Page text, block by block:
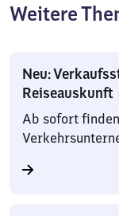
Weitere
Neu:
Reiseauskunft
Ab sofort